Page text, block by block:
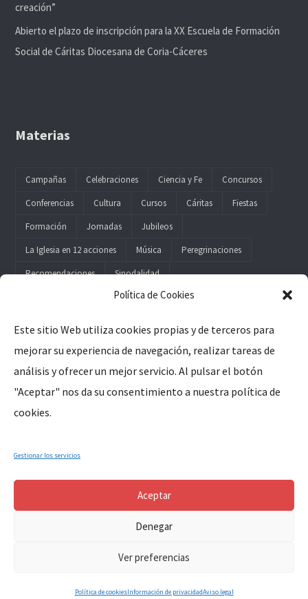
Política de Cookies
Este sitio Web utiliza cookies propias y de terceros para
mejorar su experiencia de navegación, realizar tareas de
análisis y ofrecer un mejor servicio. Al pulsar el botón
"Aceptar" nos da su consentimiento a nuestra política de
cookies.
Gestionar los servicios
Aceptar
Denegar
Ver preferencias
Política de cookiesInformación de privacidadAviso legal
creación”
Abierto el plazo de inscripción para la XX Escuela de Formación
Social de Cáritas Diocesana de Coria-Cáceres
Materias
Campañas Celebraciones Ciencia y Fe
Concursos
Conferencias
Cultura Cursos Cáritas
Fiestas
Formación
Jornadas
Jubileos
La Iglesia en 12 acciones
Música
Peregrinaciones
Recomendaciones
Sinodalidad
Legal
Aviso Legal
Política de Privacidad
Extremadura-España). All Rights Reserved.